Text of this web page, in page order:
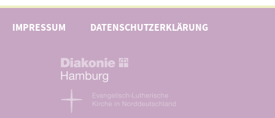
IMPRESSUM DATENSCHUTZERKLÄRUNG